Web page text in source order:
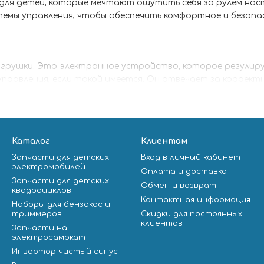
детей, которые мечтают ощутить себя за рулем
управления, чтобы обеспечить комфортное и
Это электронное устройство, которое
важно для старших детей и электромобилей,
и аккумулятором.
для детей младшего возраста.
Каталог
Запчасти для детских
электромобилей
Запчасти для детских
квадроциклов
Наборы для бензокос и
триммеров
Запчасти на
электросамокат
Инвертор чистый синус
Клиентам
Вход в личный кабинет
Оплата и доставка
Обмен и возврат
Контактная информация
Скидки для постоянных
клиентов